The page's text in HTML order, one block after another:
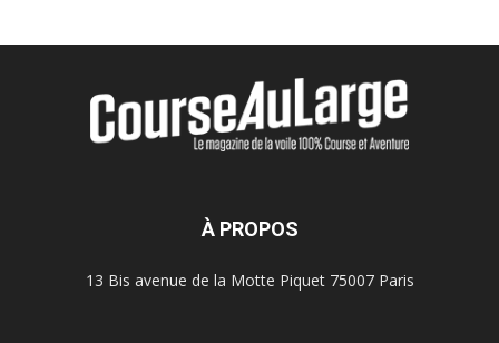
À PROPOS
13 Bis avenue de la Motte Piquet 75007 Paris